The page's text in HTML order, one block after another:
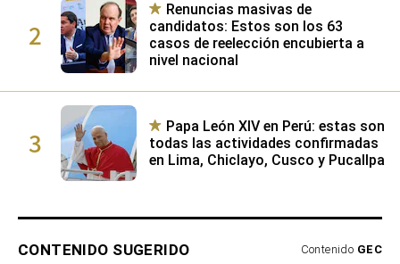
2
Renuncias masivas de
candidatos: Estos son los 63
casos de reelección encubierta a
nivel nacional
3
Papa León XIV en Perú: estas son
todas las actividades confirmadas
en Lima, Chiclayo, Cusco y Pucallpa
CONTENIDO SUGERIDO Contenido GEC